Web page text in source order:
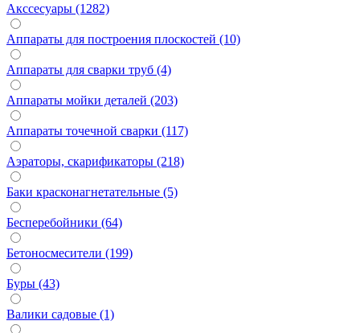
Акссесуары (1282)
Аппараты для построения плоскостей (10)
Аппараты для сварки труб (4)
Аппараты мойки деталей (203)
Аппараты точечной сварки (117)
Аэраторы, скарификаторы (218)
Баки красконагнетательные (5)
Бесперебойники (64)
Бетоносмесители (199)
Буры (43)
Валики садовые (1)